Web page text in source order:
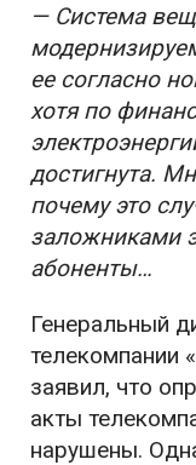
— Система
ее согласно
хотя по
достигнута.
почему это
заложниками
абоненты…
Генеральный
телекомпании
заявил, что
акты
нарушены.